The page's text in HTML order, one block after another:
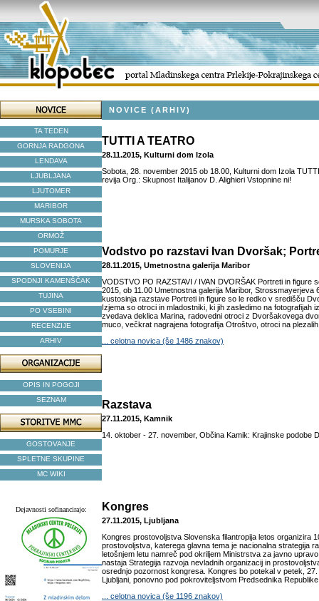
TA TEDEN
GORNJA RADGONA
LENDAVA
LJUBLJANA
LJUTOMER
MARIBOR
MURSKA SOBOTA
ORMOŽ
POMURJE
SLOVENIJA
SPODNJI KAMENŠČAK
TUJINA
PO VSEBINI
RECENZIJE
ARHIV
OPIS IN POGOJI
SEZNAM
GOSTOVANJE
SPLETNE SKUPINE
MC WIKI
Dejavnosti sofinancirajo:
NOVICE (ARHIV)
TUTTI A TEATRO
28.11.2015, Kulturni dom Izola
Sobota, 28. november 2015 ob 18.00, Kulturni dom Izola
revija Org.: Skupnost Italijanov D. Alighieri Vstopnine ni!
Vodstvo po razstavi Ivan Dvoršak;
28.11.2015, Umetnostna galerija Maribor
VODSTVO PO RAZSTAVI / IVAN DVORŠAK Portreti in figure
2015, ob 11.00 Umetnostna galerija Maribor, Strossmayerjeva
kustosinja razstave Portreti in figure so le redko v središču
Izjema so otroci in mladostniki, ki jih zasledimo na fotografijah
zvedava deklica Marina, radovedni otroci z Dvoršakovega
muco, večkrat nagrajena fotografija Otroštvo, otroci na
... celotna novica (še 1486 znakov)
Razstava
27.11.2015, Kamnik
14. oktober - 27. november, Občina Kamik: Krajinske podobe
Kongres
27.11.2015, Ljubljana
Kongres prostovoljstva Slovenska filantropija letos organizira
prostovoljstva, katerega glavna tema je nacionalna strategija
letošnjem letu namreč pod okriljem Ministrstva za javno
nastaja Strategija razvoja nevladnih organizacij in
osrednjo pozornost kongresa. Kongres bo potekal v petek,
Ljubljani, ponovno pod pokroviteljstvom Predsednika
... celotna novica (še 1196 znakov)